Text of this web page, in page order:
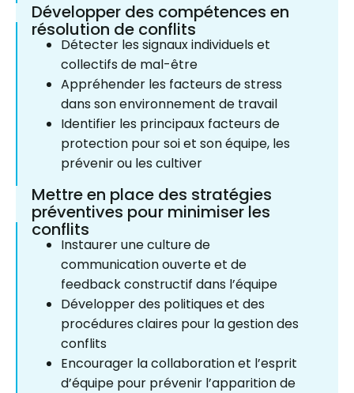
Développer des compétences en
résolution de conflits
Détecter les signaux individuels et
collectifs de mal-être
Appréhender les facteurs de stress
dans son environnement de travail
Identifier les principaux facteurs de
protection pour soi et son équipe, les
prévenir ou les cultiver
Mettre en place des stratégies
préventives pour minimiser les
conflits
Instaurer une culture de
communication ouverte et de
feedback constructif dans l’équipe
Développer des politiques et des
procédures claires pour la gestion des
conflits
Encourager la collaboration et l’esprit
d’équipe pour prévenir l’apparition de